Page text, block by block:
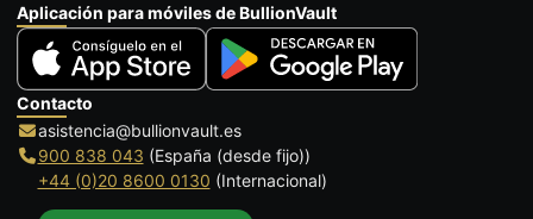
Aplicación para móviles de BullionVault
Contacto
asistencia@bullionvault.es
900 838 043 (España (desde fijo))
+44 (0)20 8600 0130 (Internacional)